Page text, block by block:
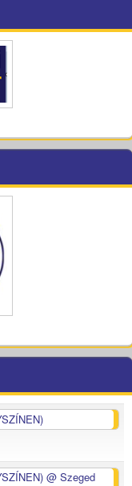
@ Szeged